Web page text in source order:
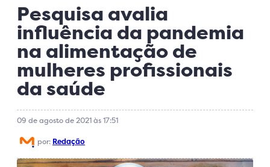
Pesquisa avalia
influência da pandemia
na alimentação de
mulheres profissionais
da saúde
09 de agosto de 2021 às 17:51
por: Redação